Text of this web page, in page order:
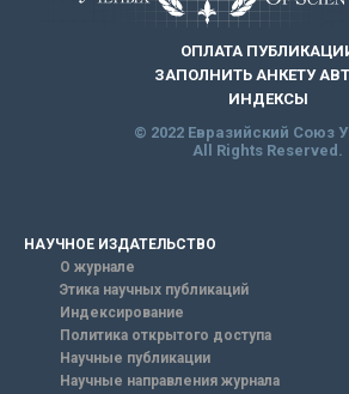
ОПЛАТА
ЗАПОЛНИТЬ АНКЕТУ
ИНДЕКСЫ
© 2022 Евразийский Союз
All Rights Reserved.
НАУЧНОЕ ИЗДАТЕЛЬСТВО
О журнале
Этика научных публикаций
Индексирование
Политика открытого доступа
Научные публикации
Научные направления журнала